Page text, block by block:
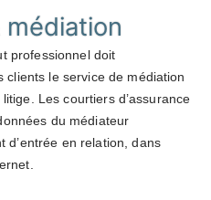
médiation
professionnel doit
clients le service de médiation
Les courtiers d’assurance
du médiateur
d’entrée en relation, dans